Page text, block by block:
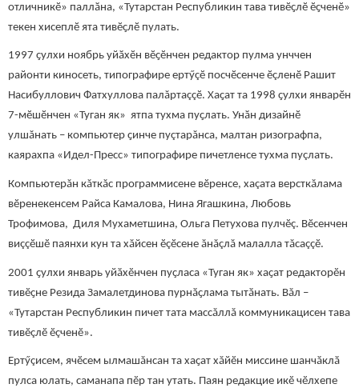
отличникӗ» паллӑна, «Тутарстан Республикин тава тивӗҫлӗ ӗҫченӗ»
текен хисеплӗ ята тивӗҫлӗ пулать.
1997 ҫулхи ноябрь уйӑхӗн вӗҫӗнчен редактор пулма унччен
районти киносеть, типографире ертӳçӗ посчӗсенче ӗçленӗ Рашит
Насибуллович Фатхуллова палăртаççӗ. Хаҫат та 1998 ҫулхи январӗн
7-мӗшӗнчен «Туган як» ятпа тухма пуҫлать. Унӑн дизайнӗ
улшăнать – компьютер ҫинче пуçтарăнса, малтан ризографпа,
каярахпа «Идел-Пресс» типографире пичетленсе тухма пуçлать.
Компьютерăн кăткăс программисене вӗренсе, хаçата версткăлама
вӗренекенсем Райса Камалова, Нина Ягашкина, Любовь
Трофимова, Диля Мухаметшина, Ольга Петухова пулчӗç. Вӗсенчен
виççӗшӗ паянхи кун та хăйсен ӗçӗсене ăнăçлă малалла тăсаççӗ.
2001 ҫулхи январь уйӑхӗнчен пуҫласа «Туган як» хаҫат редакторӗн
тивӗҫне Резида Замалетдинова пурнӑҫлама тытӑнать. Вăл –
«Тутарстан Республикин пичет тата массăллă коммуникацисен тава
тивӗçлӗ ӗçченӗ».
Ертӳçисем, ячӗсем ылмашăнсан та хаҫат хăйӗн миссине шанчӑклӑ
пулса юлать, саманапа пӗр тан утать. Паян редакцие икӗ чӗлхепе